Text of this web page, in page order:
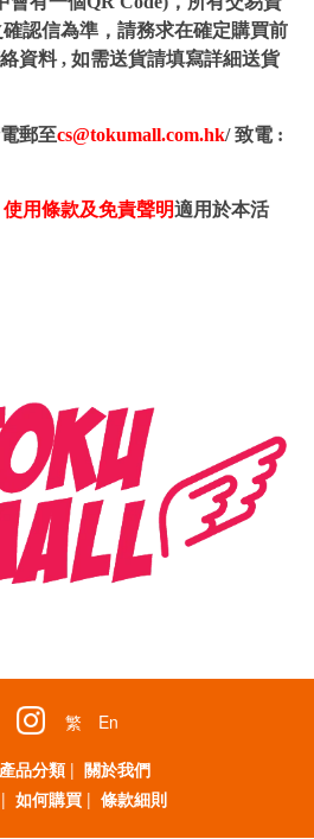
認信為準，請務求在確定購買前
資料 , 如需送貨請填寫詳細送貨
郵至cs@tokumall.com.hk/ 致電 :
使用條款及免責聲明適用於本活
繁
En
產品分類 | 關於我們
| 如何購買 | 條款細則